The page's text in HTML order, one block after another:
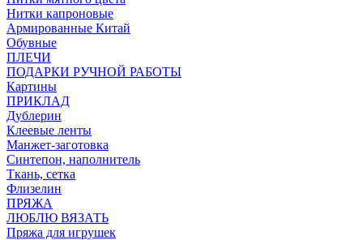
Нитки капроновые
Армированные Китай
Обувные
ПЛЕЧИ
ПОДАРКИ РУЧНОЙ РАБОТЫ
Картины
ПРИКЛАД
Дублерин
Клеевые ленты
Манжет-заготовка
Синтепон, наполнитель
Ткань, сетка
Флизелин
ПРЯЖА
ЛЮБЛЮ ВЯЗАТЬ
Пряжа для игрушек